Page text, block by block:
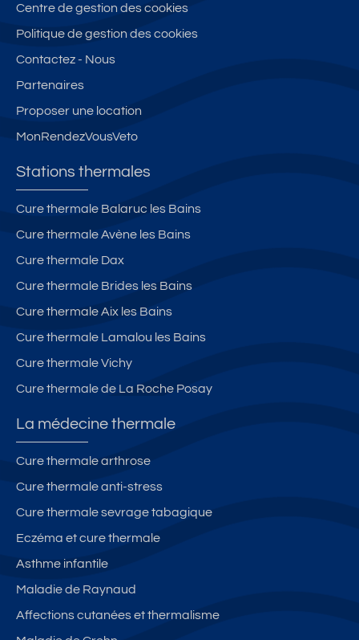
Centre de gestion des cookies
Politique de gestion des cookies
Contactez - Nous
Partenaires
Proposer une location
MonRendezVousVeto
Stations thermales
Cure thermale Balaruc les Bains
Cure thermale Avène les Bains
Cure thermale Dax
Cure thermale Brides les Bains
Cure thermale Aix les Bains
Cure thermale Lamalou les Bains
Cure thermale Vichy
Cure thermale de La Roche Posay
La médecine thermale
Cure thermale arthrose
Cure thermale anti-stress
Cure thermale sevrage tabagique
Eczéma et cure thermale
Asthme infantile
Maladie de Raynaud
Affections cutanées et thermalisme